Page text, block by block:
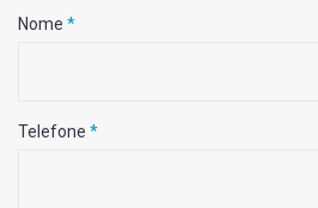
Nome *
Telefone *